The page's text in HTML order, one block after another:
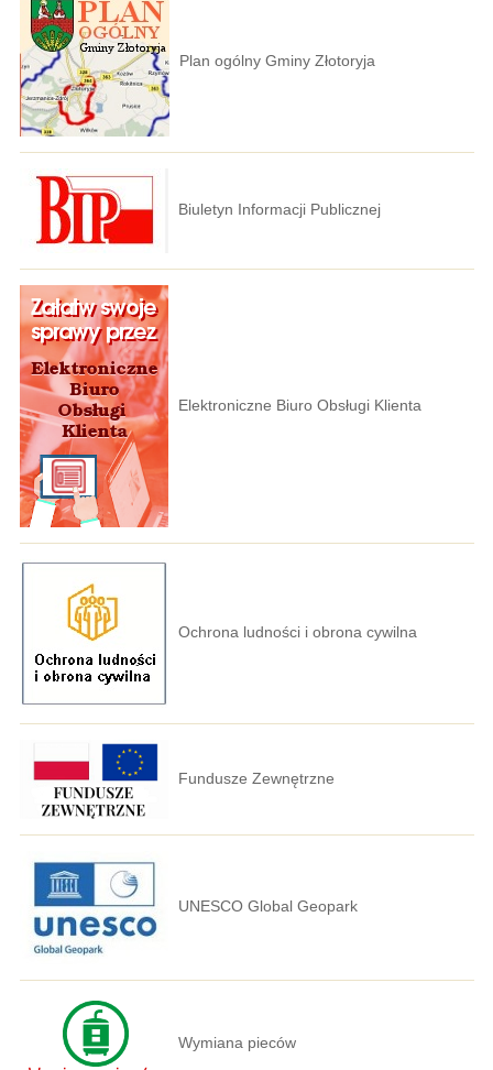
Plan ogólny Gminy Złotoryja
Biuletyn Informacji Publicznej
Elektroniczne Biuro Obsługi Klienta
Ochrona ludności i obrona cywilna
Fundusze Zewnętrzne
UNESCO Global Geopark
Wymiana pieców